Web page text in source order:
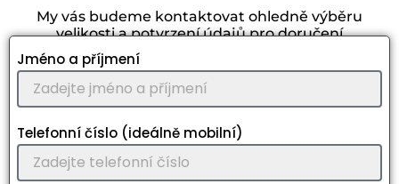
My vás budeme kontaktovat ohledně výběru
velikosti a potvrzení údajů pro doručení
Jméno a příjmení
Telefonní číslo (ideálně mobilní)